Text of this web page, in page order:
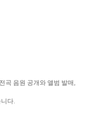
전곡 음원 공개와 앨범 발매 ,
다.